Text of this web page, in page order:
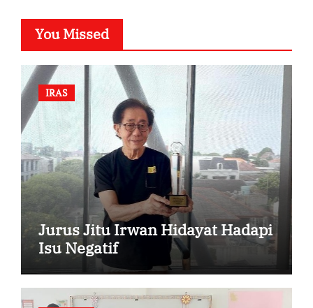
You Missed
IRAS
Jurus Jitu Irwan Hidayat Hadapi
Isu Negatif